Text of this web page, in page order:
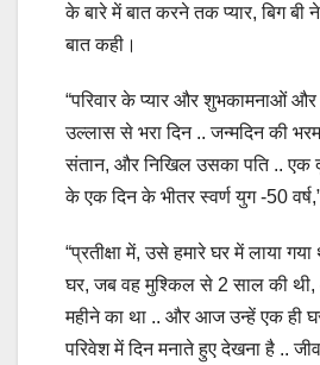
के बारे में बात करने तक प्यार, बिग बी
बात कही।
“परिवार के प्यार और शुभकामनाओं और
उल्लास से भरा दिन .. जन्मदिन की
संतान, और निखिल उसका पति ..
के एक दिन के भीतर स्वर्ण युग -50
“प्रतीक्षा में, उसे हमारे घर में लाया
घर, जब वह मुश्किल से 2 साल की
महीने का था .. और आज उन्हें एक ही
परिवेश में दिन मनाते हुए देखना है ..